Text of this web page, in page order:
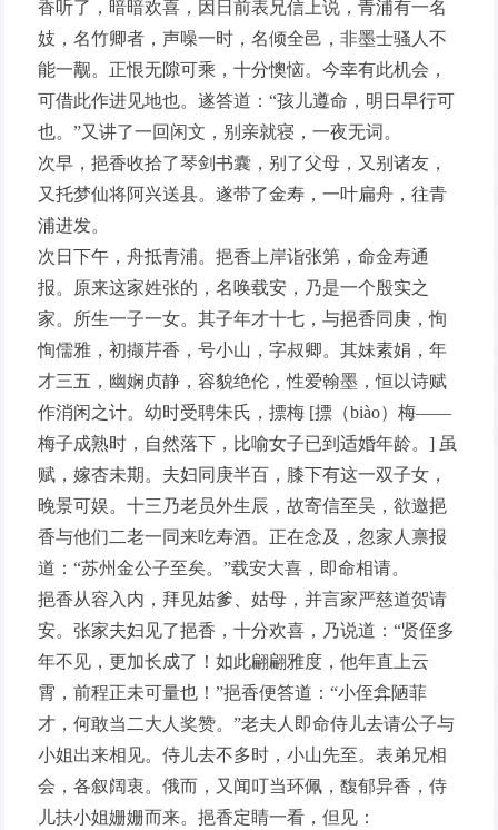
香听了，暗暗欢喜，因日前表兄信上说，青浦有一名
妓，名竹卿者，声噪一时，名倾全邑，非墨士骚人不
能一觏。正恨无隙可乘，十分懊恼。今幸有此机会，
可借此作进见地也。遂答道：“孩儿遵命，明日早行可
也。”又讲了一回闲文，别亲就寝，一夜无词。
次早，挹香收拾了琴剑书囊，别了父母，又别诸友，
又托梦仙将阿兴送县。遂带了金寿，一叶扁舟，往青
浦进发。
次日下午，舟抵青浦。挹香上岸诣张第，命金寿通
报。原来这家姓张的，名唤载安，乃是一个殷实之
家。所生一子一女。其子年才十七，与挹香同庚，恂
恂儒雅，初撷芹香，号小山，字叔卿。其妹素娟，年
才三五，幽娴贞静，容貌绝伦，性爱翰墨，恒以诗赋
作消闲之计。幼时受聘朱氏，摽梅 [摽（biào）梅——
梅子成熟时，自然落下，比喻女子已到适婚年龄。] 虽
赋，嫁杏未期。夫妇同庚半百，膝下有这一双子女，
晚景可娱。十三乃老员外生辰，故寄信至吴，欲邀挹
香与他们二老一同来吃寿酒。正在念及，忽家人禀报
道：“苏州金公子至矣。”载安大喜，即命相请。
挹香从容入内，拜见姑爹、姑母，并言家严慈道贺请
安。张家夫妇见了挹香，十分欢喜，乃说道：“贤侄多
年不见，更加长成了！如此翩翩雅度，他年直上云
霄，前程正未可量也！”挹香便答道：“小侄弇陋菲
才，何敢当二大人奖赞。”老夫人即命侍儿去请公子与
小姐出来相见。侍儿去不多时，小山先至。表弟兄相
会，各叙阔衷。俄而，又闻叮当环佩，馥郁异香，侍
儿扶小姐姗姗而来。挹香定睛一看，但见：